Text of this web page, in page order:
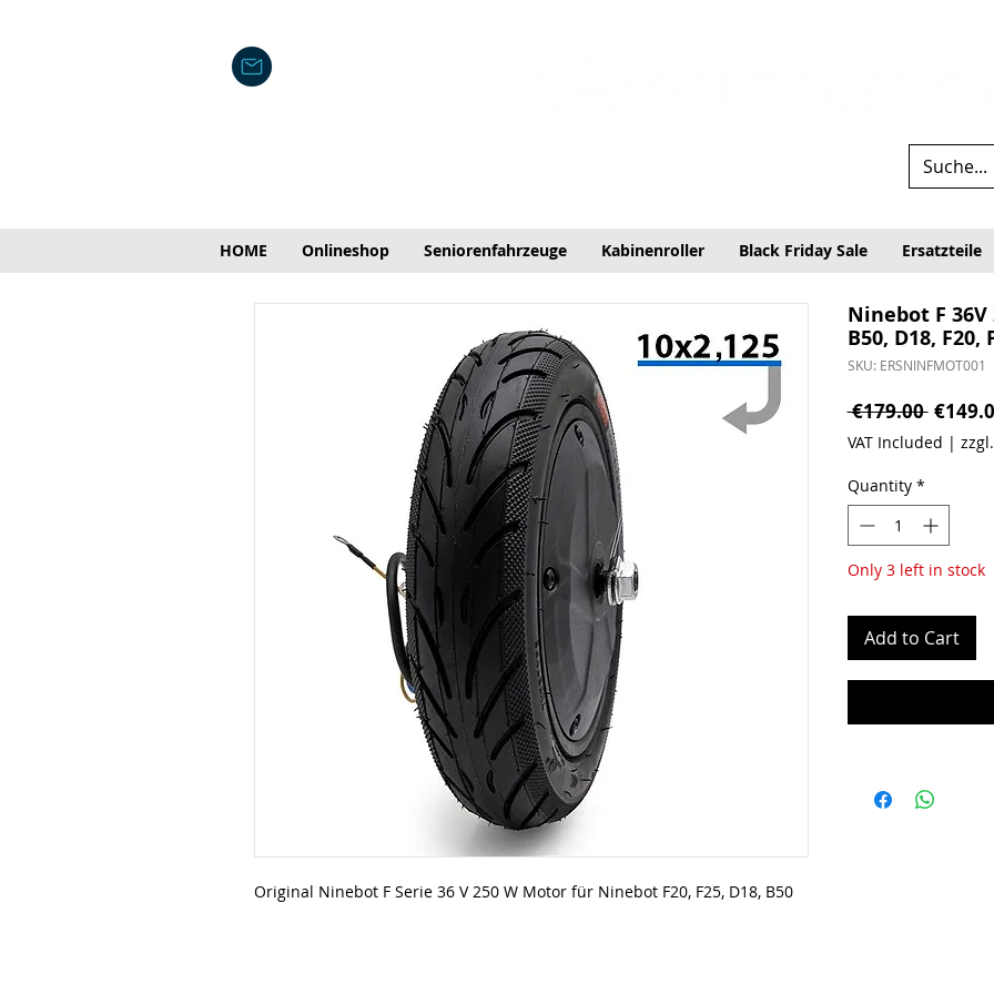
HOME Onlineshop Seniorenfahrzeuge Kabinenroller Black Friday Sale Ersatzteile
Original Ninebot F Serie 36 V 250 W Motor für Ninebot F20, F25, D18, B50
Ninebot F
B50, D18, F20,
SKU: ERSNINFMOT001
€179.00
VAT Included |
Quantity *
Only 3 left in stock
Add to Cart